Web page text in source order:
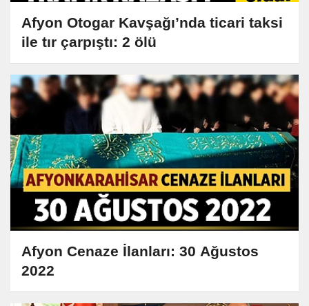
Afyon Otogar Kavşağı’nda ticari taksi
ile tır çarpıştı: 2 ölü
Afyon Cenaze İlanları: 30 Ağustos
2022